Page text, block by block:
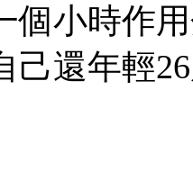
個小時作
己還年輕